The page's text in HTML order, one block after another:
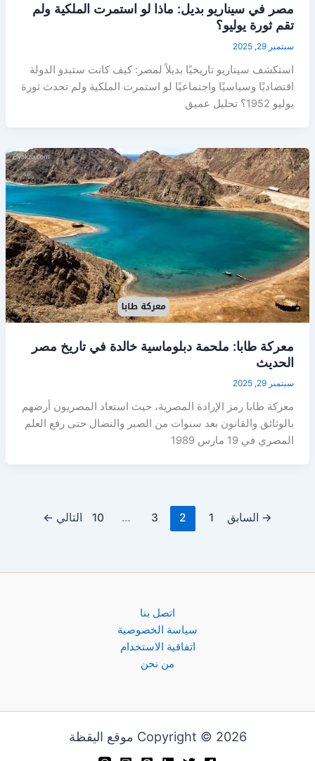
مصر في سيناريو بديل: ماذا لو استمرت الملكية ولم
تقم ثورة يوليو؟
سبتمبر 29, 2025
استكشف سيناريو تاريخيًا بديلاً لمصر: كيف كانت ستبدو الدولة
اقتصاديًا وسياسيًا واجتماعيًا لو استمرت الملكية ولم تحدث ثورة
يوليو 1952؟ تحليل عميق
معركة طابا: ملحمة دبلوماسية خالدة في تاريخ مصر
الحديث
سبتمبر 29, 2025
معركة طابا رمز الإرادة المصرية، حيث استعاد المصريون أرضهم
بالوثائق والقانون بعد سنوات من الصبر والنضال حتى رفع العلم
المصري في 19 مارس 1989
→ السابق 1
2
3
…
10 التالي ←
اتصل بنا
سياسة الخصوصية
اتفاقية الاستخدام
من نحن
Copyright © 2026 موقع اليقظة